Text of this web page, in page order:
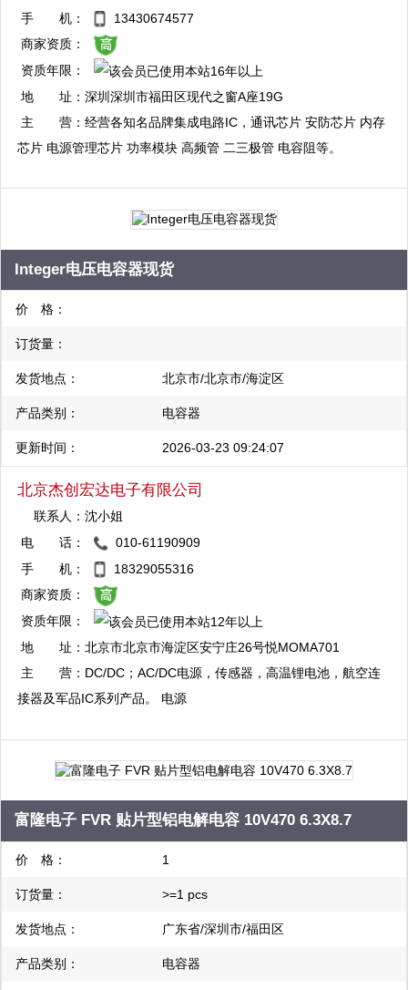
QQ：3004345572
复制
手 机：
13430674577
商家资质：
资质年限：
地 址：深圳深圳市福田区现代之窗A座19G
主 营：经营各知名品牌集成电路IC，通讯芯片 安防芯片 内存
芯片 电源管理芯片 功率模块 高频管 二三极管 电容阻等。
Integer电压电容器现货
价 格：
订货量：
发货地点： 北京市/北京市/海淀区
产品类别： 电容器
更新时间： 2026-03-23 09:24:07
北京杰创宏达电子有限公司
联系人：沈小姐
QQ：2355548602
复制
QQ：2355548609
复制
电 话：
010-61190909
手 机：
18329055316
商家资质：
资质年限：
地 址：北京市北京市海淀区安宁庄26号悦MOMA701
室
主 营： DC/DC；AC/DC电源，传感器，高温锂电池，航空连
接器及军品IC系列产品。 电源
Electrochem,SAFT,TADIRAN,EP-Engineered Power ; 传感器
Kulite,KISTLER,PAINE,GP:50,OMRON Sensor; 连接器
Amphenol,Tyco-TE,FCI,J-tech; ICs
富隆电子 FVR 贴片型铝电解电容 10V470 6.3X8.7
价 格： 1
订货量： >=1 pcs
发货地点： 广东省/深圳市/福田区
产品类别： 电容器